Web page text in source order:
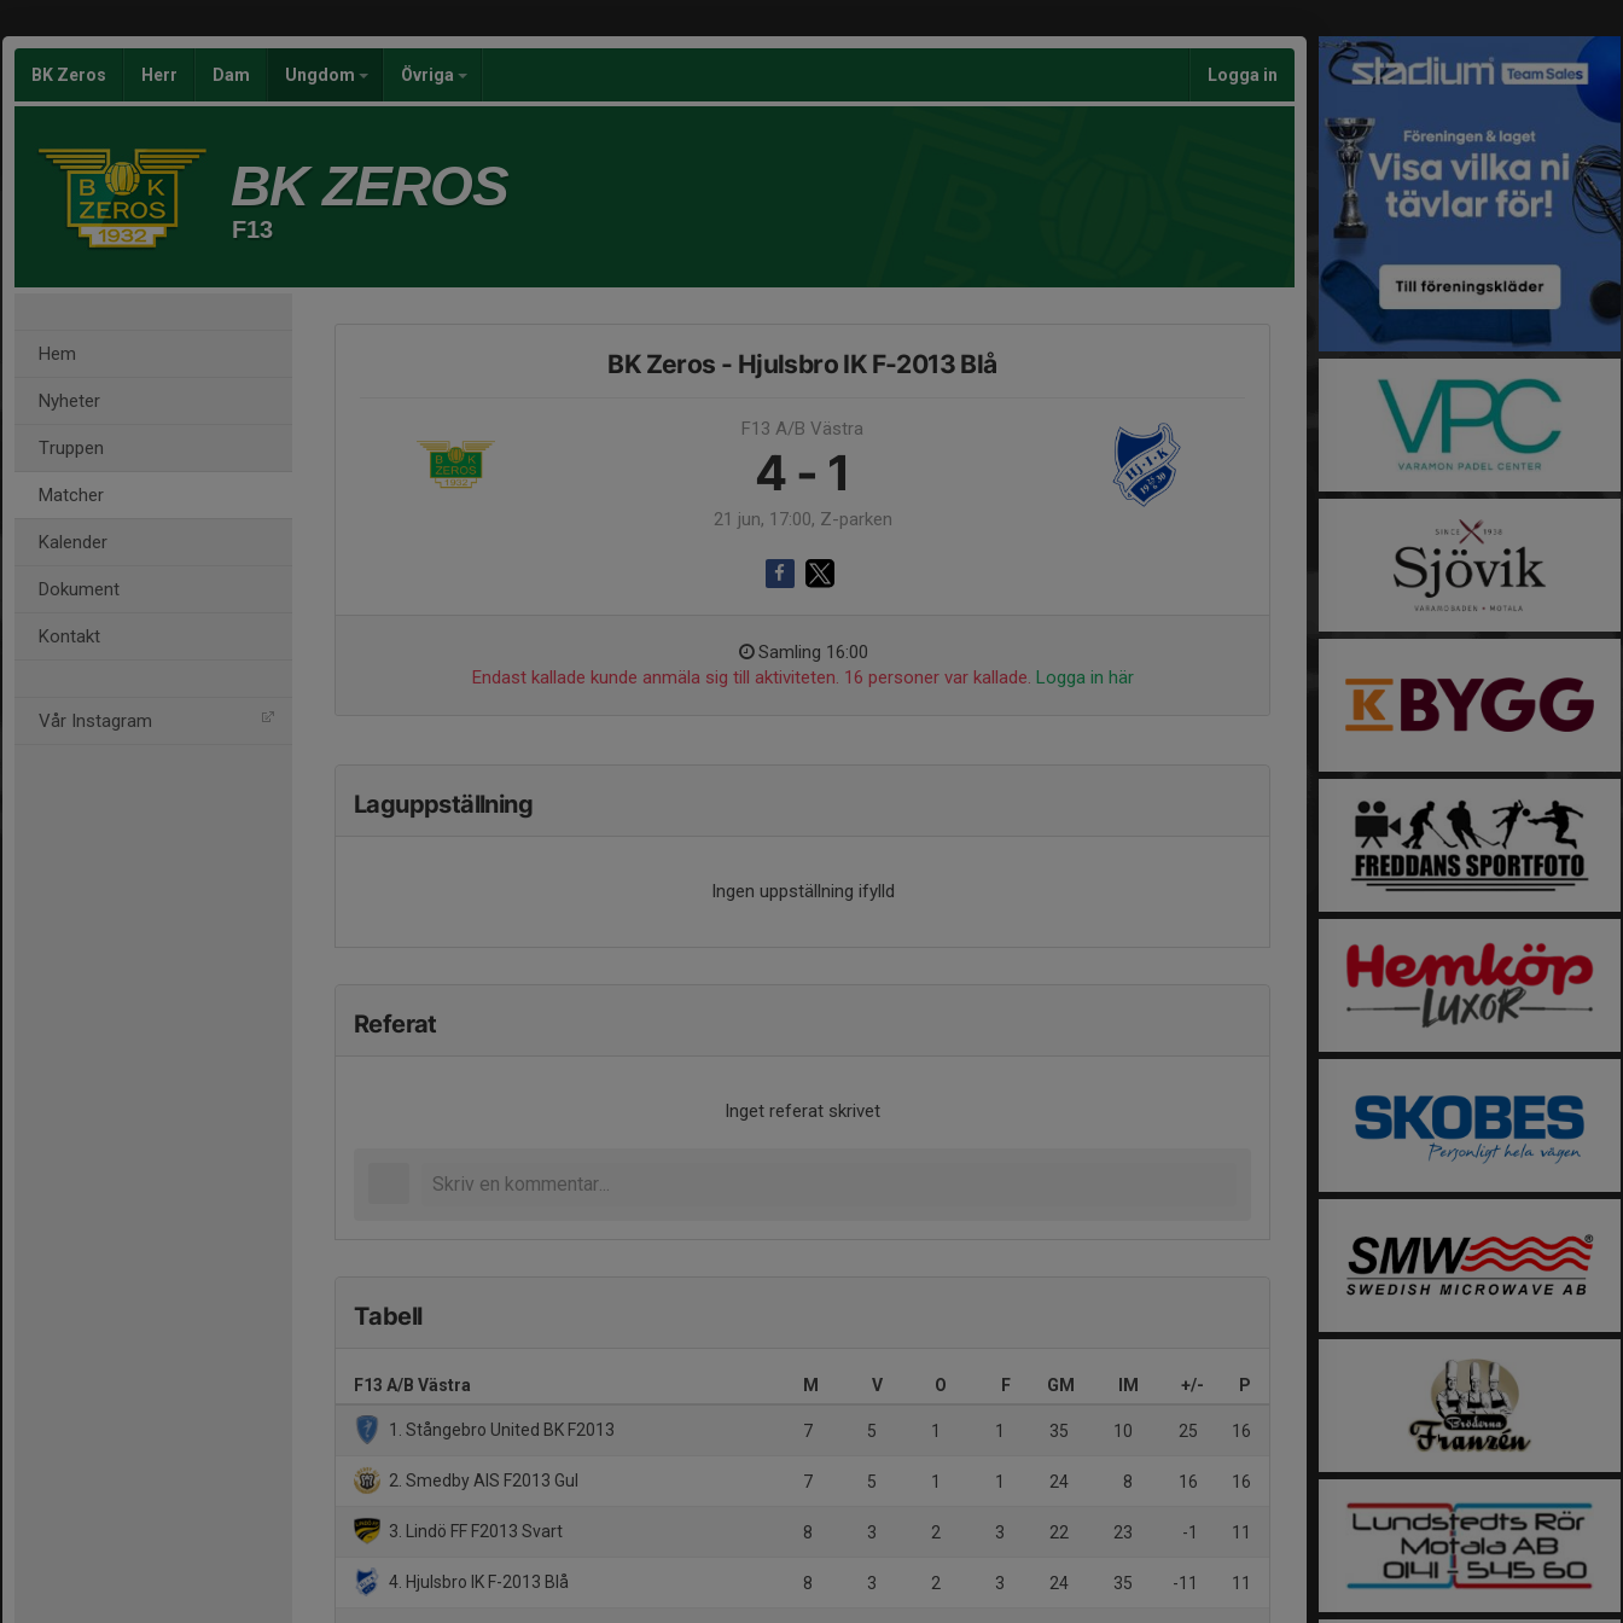
BK Zeros Herr Dam Ungdom Övriga Logga in
BK ZEROS
F13
Hem
Nyheter
Truppen
Matcher
Kalender
Dokument
Kontakt
Vår Instagram
BK Zeros - Hjulsbro IK F-2013 Blå
F13 A/B Västra
4 - 1
21 jun, 17:00, Z-parken
Samling 16:00
Endast kallade kunde anmäla sig till aktiviteten. 16 personer var kallade. Logga in här
Laguppställning
Ingen uppställning ifylld
Referat
Inget referat skrivet
Tabell
F13 A/B Västra M V O F GM IM +/- P
1. Stångebro United BK F2013 7 5 1 1 35 10 25 16
2. Smedby AIS F2013 Gul 7 5 1 1 24 8 16 16
3. Lindö FF F2013 Svart 8 3 2 3 22 23 -1 11
4. Hjulsbro IK F-2013 Blå 8 3 2 3 24 35 -11 11